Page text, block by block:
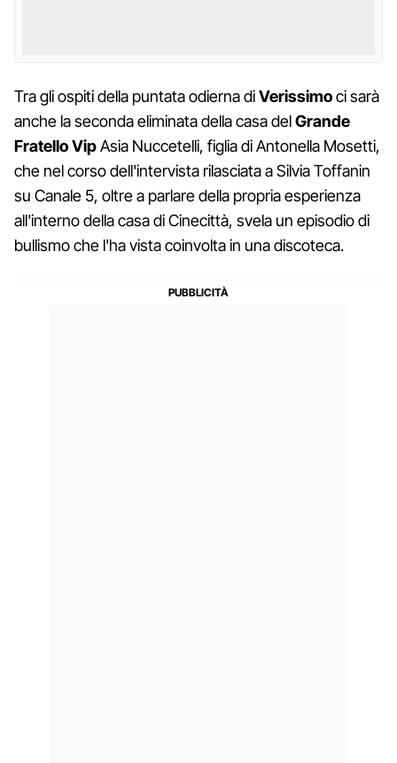
Tra gli ospiti della puntata odierna diVerissimoci sarà
anche la seconda eliminata della casa delGrande
Fratello VipAsia Nuccetelli, figlia di Antonella Mosetti,
che nel corso dell'intervista rilasciata a Silvia Toffanin
su Canale 5, oltre a parlare della propria esperienza
all'interno della casa di Cinecittà, svela un episodio di
bullismo che l'ha vista coinvolta in una discoteca.